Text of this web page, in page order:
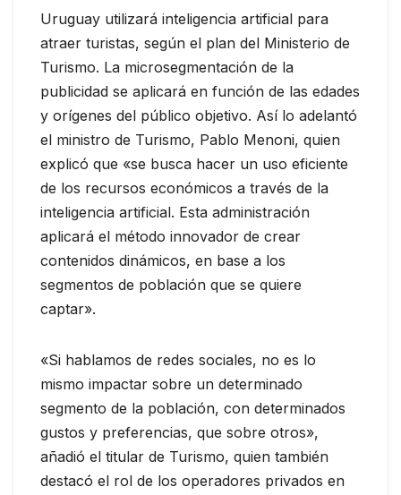
Uruguay utilizará inteligencia artificial para
atraer turistas, según el plan del Ministerio de
Turismo. La microsegmentación de la
publicidad se aplicará en función de las edades
y orígenes del público objetivo. Así lo adelantó
el ministro de Turismo, Pablo Menoni, quien
explicó que «se busca hacer un uso eficiente
de los recursos económicos a través de la
inteligencia artificial. Esta administración
aplicará el método innovador de crear
contenidos dinámicos, en base a los
segmentos de población que se quiere
captar».
«Si hablamos de redes sociales, no es lo
mismo impactar sobre un determinado
segmento de la población, con determinados
gustos y preferencias, que sobre otros»,
añadió el titular de Turismo, quien también
destacó el rol de los operadores privados en